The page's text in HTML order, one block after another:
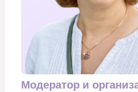
Модератор и